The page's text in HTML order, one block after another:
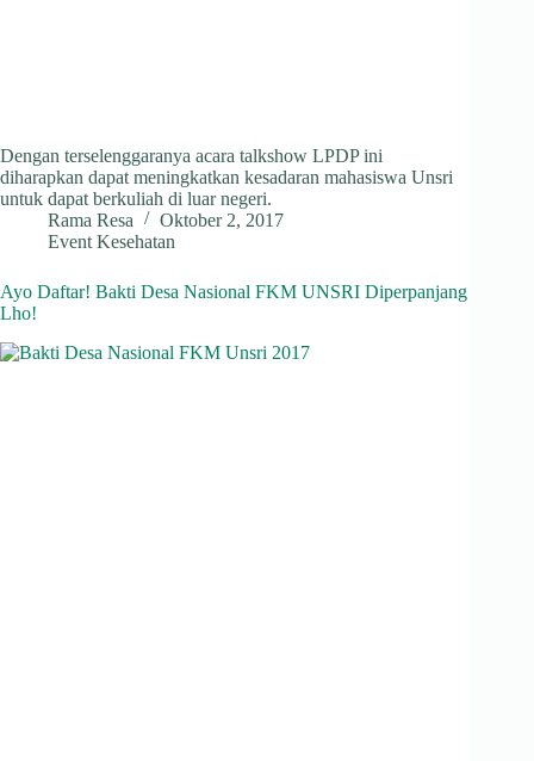
Dengan terselenggaranya acara talkshow LPDP ini
diharapkan dapat meningkatkan kesadaran mahasiswa Unsri
untuk dapat berkuliah di luar negeri.
Rama Resa
Oktober 2, 2017
Event Kesehatan
Ayo Daftar! Bakti Desa Nasional FKM UNSRI Diperpanjang
Lho!